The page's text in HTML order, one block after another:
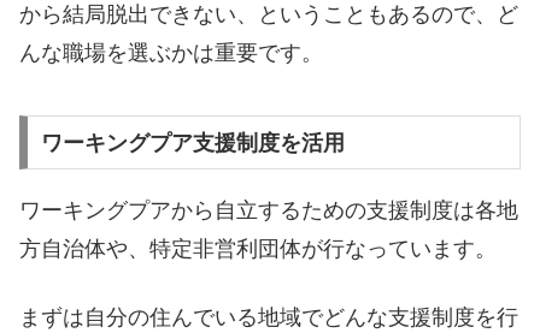
から結局脱出できない、ということもあるので、ど
んな職場を選ぶかは重要です。
ワーキングプア支援制度を活用
ワーキングプアから自立するための支援制度は各地
方自治体や、特定非営利団体が行なっています。
まずは自分の住んでいる地域でどんな支援制度を行